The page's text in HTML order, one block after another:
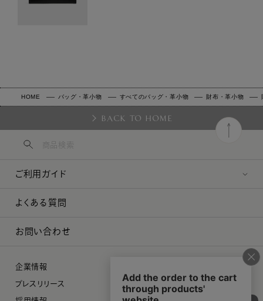
HOME バッグ・革小物 すべてのバッグ・革小物 財布・革小物
BACK TO HOME
ご利用ガイド
よくある質問
お問い合わせ
企業情報
プレスリリース